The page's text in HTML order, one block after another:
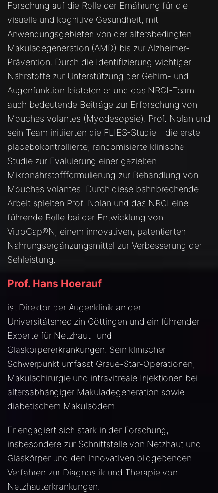
Forschung auf die Rolle der Ernährung für die
visuelle und kognitive Gesundheit, mit
Anwendungsgebieten von der altersbedingten
Makuladegeneration (AMD) bis zur Alzheimer-
Prävention. Durch die Identifizierung wichtiger
Nährstoffe zur Unterstützung der Gehirn- und
Augenfunktion leisteten er und das NRCI-Team
auch bedeutende Beiträge zur Erforschung von
Mouches volantes (Myodesopsie). Prof. Nolan und
sein Team initiierten die FLIES-Studie – die erste
placebokontrollierte, randomisierte klinische
Studie zur Evaluierung einer gezielten
Mikronährstoffformulierung zur Behandlung von
Mouches volantes. Durch diese bahnbrechende
Arbeit spielten Prof. Nolan und das NRCI eine
führende Rolle bei der Entwicklung von
VitroCap®N, einem innovativen, patentierten
Nahrungsergänzungsmittel zur Verbesserung der
Sehleistung.
Prof. Hans Hoerauf
ist Direktor der Augenklinik an der
Universitätsmedizin Göttingen und ein führender
Experte für Netzhaut- und
Glaskörpererkrankungen. Sein klinischer
Schwerpunkt umfasst Graue-Star-Operationen,
Makulachirurgie und intravitreale Injektionen bei
altersabhängiger Makuladegeneration sowie
diabetischem Makulaödem.
Er engagiert sich stark in der Forschung,
insbesondere zur Schnittstelle von Netzhaut und
Glaskörper und den innovativen bildgebenden
Verfahren zur Diagnostik und Therapie von
Netzhauterkrankungen.